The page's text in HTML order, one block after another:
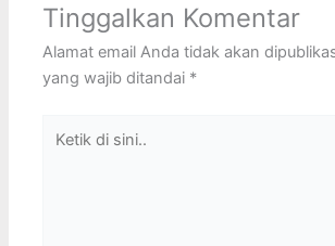
Tinggalkan Komentar
Alamat email Anda tidak akan
yang wajib ditandai *